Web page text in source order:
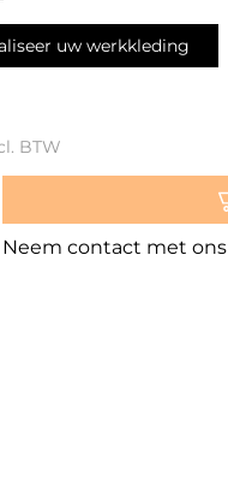
uw werkkleding
BTW
Neem contact met